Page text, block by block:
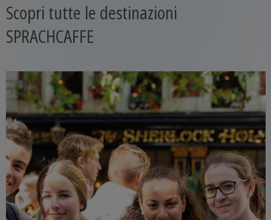
Scopri tutte le destinazioni
SPRACHCAFFE